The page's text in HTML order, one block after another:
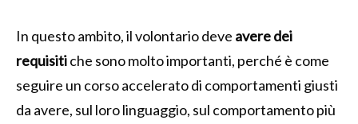
In questo ambito, il volontario deve avere dei
requisitiche sono molto importanti, perché è come
seguire un corso accelerato di comportamenti giusti
da avere, sul loro linguaggio, sul comportamento più